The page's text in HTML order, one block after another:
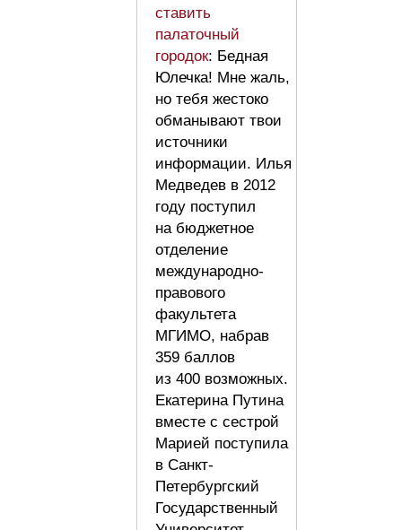
ставить
палаточный
городок: Бедная
Юлечка! Мне жаль,
но тебя жестоко
обманывают твои
источники
информации. Илья
Медведев в 2012
году поступил
на бюджетное
отделение
международно-
правового
факультета
МГИМО, набрав
359 баллов
из 400 возможных.
Екатерина Путина
вместе с сестрой
Марией поступила
в Санкт-
Петербургский
Государственный